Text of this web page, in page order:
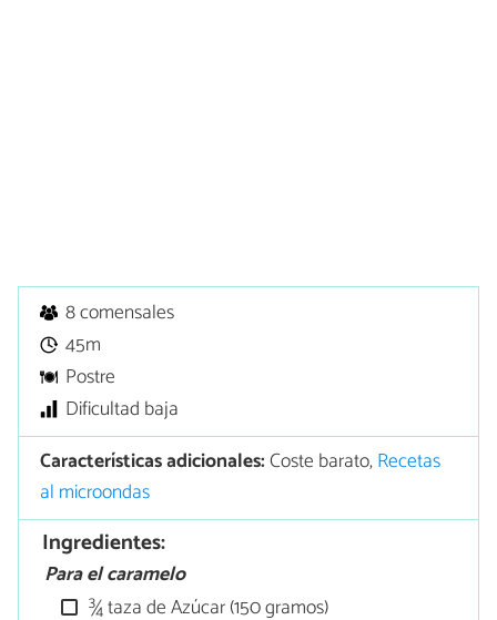
8 comensales
45m
Postre
Dificultad baja
Características adicionales:Coste barato,Recetas
al microondas
Ingredientes:
Para el caramelo
¾ taza de Azúcar (150 gramos)